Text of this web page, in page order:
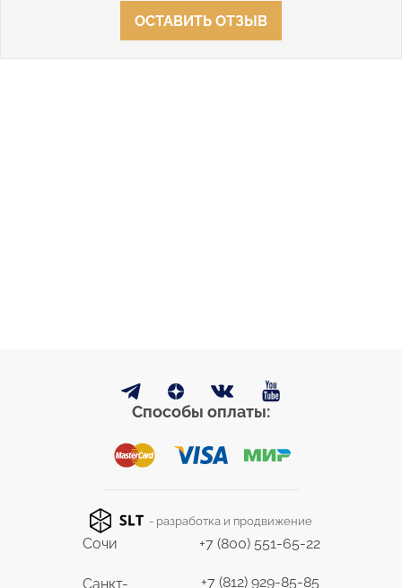
ОСТАВИТЬ ОТЗЫВ
Способы оплаты:
- разработка и продвижение
Сочи +7 (800) 551-65-22
Санкт-
+7 (812) 929-85-85